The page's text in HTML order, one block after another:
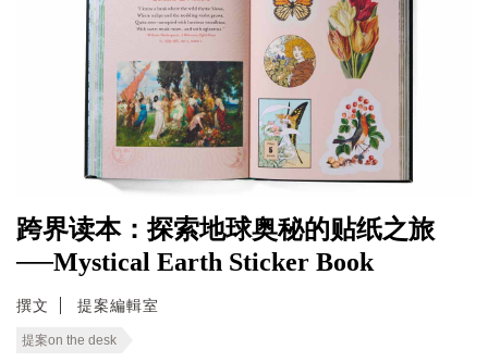
跨界读本：探索地球奥秘的贴纸之旅
──Mystical Earth Sticker Book
撰文 提案編輯室
提案on the desk